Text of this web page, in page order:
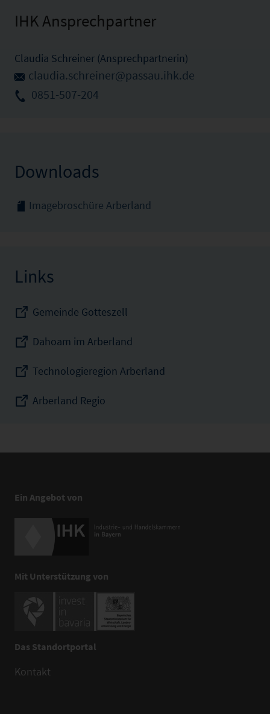
IHK Ansprechpartner
Claudia Schreiner (Ansprechpartnerin)
claudia.schreiner@passau.ihk.de
0851-507-204
Downloads
Imagebroschüre Arberland
Links
Gemeinde Gotteszell
Dahoam im Arberland
Technologieregion Arberland
Arberland Regio
Ein Angebot von
Mit Unterstützung von
Das Standortportal
Kontakt